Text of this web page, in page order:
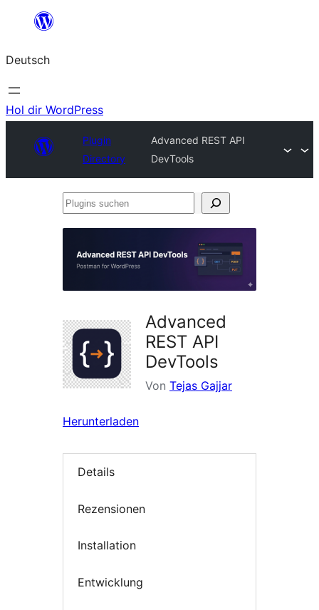
springen
Deutsch
Hol dir WordPress
Plugin
Directory
Advanced REST API
DevTools
Plugins
Advanced
REST API
DevTools
Von Tejas Gajjar
Herunterladen
Details
Rezensionen
Installation
Entwicklung